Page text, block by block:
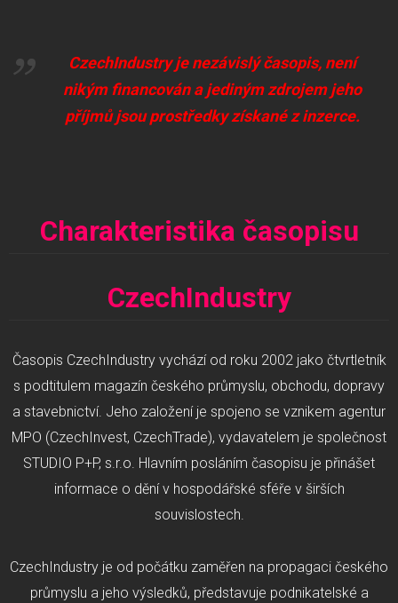
CzechIndustry je nezávislý časopis, není
nikým financován a jediným zdrojem jeho
příjmů jsou prostředky získané z inzerce.
Charakteristika časopisu
CzechIndustry
Časopis CzechIndustry vychází od roku 2002 jako čtvrtletník
s podtitulem magazín českého průmyslu, obchodu, dopravy
a stavebnictví. Jeho založení je spojeno se vznikem agentur
MPO (CzechInvest, CzechTrade), vydavatelem je společnost
STUDIO P+P, s.r.o. Hlavním posláním časopisu je přinášet
informace o dění v hospodářské sféře v širších
souvislostech.
CzechIndustry je od počátku zaměřen na propagaci českého
průmyslu a jeho výsledků, představuje podnikatelské a